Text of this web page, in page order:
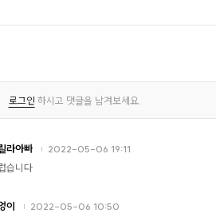
로그인 하시고 댓글을 남겨보세요.
라아빠 2022-05-06 19:11
습니다
이 2022-05-06 10:50